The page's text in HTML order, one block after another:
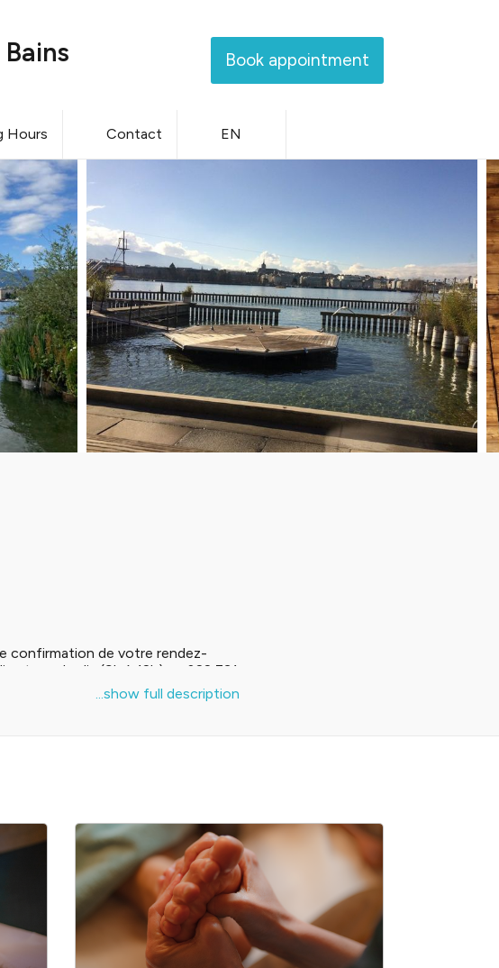
Book appointment
Hours Contact EN
confirmation de votre rendez-
et vendredis (9h à 12h) au 022 731
duquel une équipe de
créée en 1993, regroupe
Nos tarifs, appliqués en accord
raisonnables et accessibles au plus
...show full description